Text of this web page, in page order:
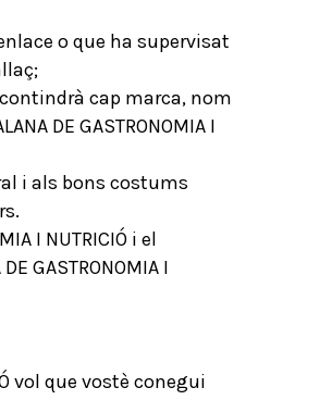
o que ha supervisat
cap marca, nom
DE GASTRONOMIA I
i als bons costums
I NUTRICIÓ i el
GASTRONOMIA I
vol que vostè conegui